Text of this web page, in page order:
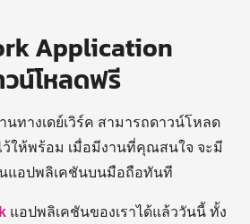
Application
น์โหลดฟรี
นทางเดย์เวิร์ค สามารถดาวน์โหลด
ว้ให้พร้อม เมื่อมีงานที่คุณสนใจ จะมี
นแอปพลิเคชันบนมือถือทันที
แอปพลิเคชันของเราได้แล้ววันนี้ ทั้ง